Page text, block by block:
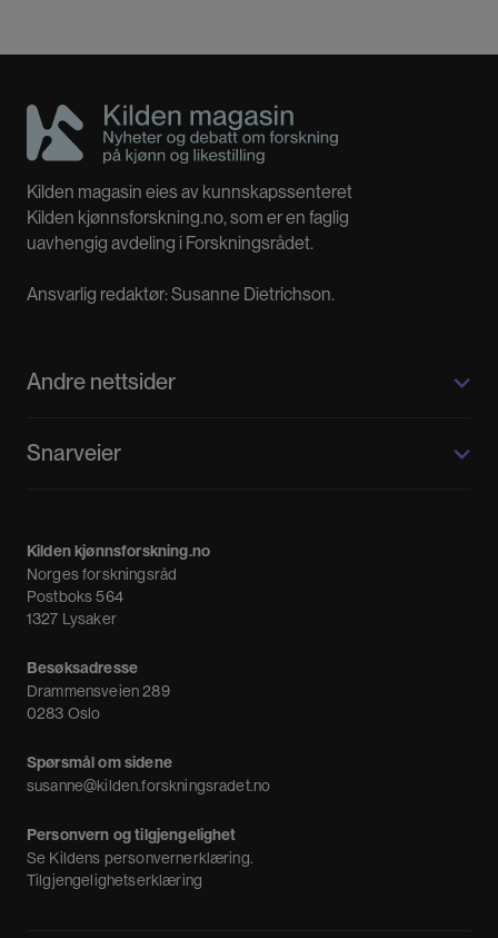
Kilden magasin eies av kunnskapssenteret
Kilden kjønnsforskning.no, som er en faglig
uavhengig avdeling i Forskningsrådet.
Ansvarlig redaktør: Susanne Dietrichson.
Andre nettsider
Kvinnehistorie.no
Snarveier
Nyheter
Nyhetsbrev
Kilden kjønnsforskning.no
Norges forskningsråd
Postboks 564
1327 Lysaker
Besøksadresse
Drammensveien 289
0283 Oslo
Spørsmål om sidene
susanne@kilden.forskningsradet.no
Personvern og tilgjengelighet
Se Kildens personvernerklæring.
Tilgjengelighetserklæring